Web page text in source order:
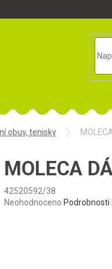
obuv, tenisky
MOLECA
42520592/38
Průměrné
Neohodnoceno